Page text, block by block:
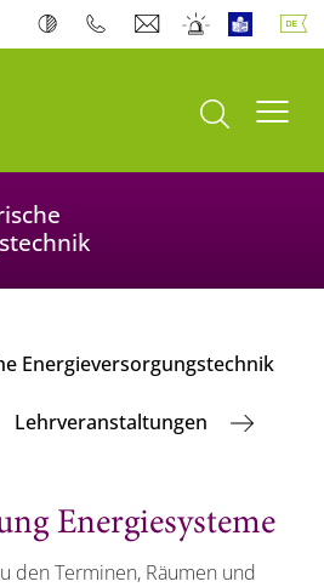
Suche öffnen
Energieversorgungstechnik
Lehrveranstaltungen
Energiesysteme
den Terminen, Räumen und